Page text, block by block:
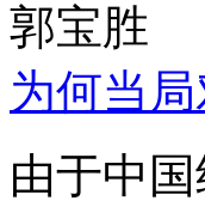
郭宝胜
为何当
由于中